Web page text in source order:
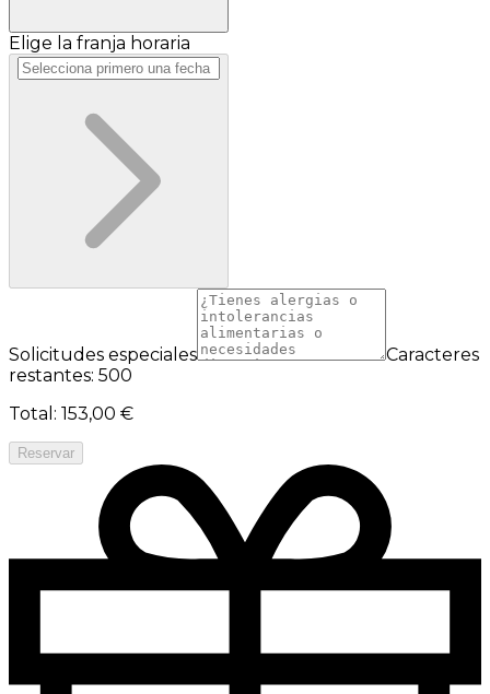
Elige la franja horaria
Solicitudes especiales
Caracteres
restantes: 500
Total : 153,00 €
Reservar